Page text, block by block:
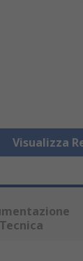
Visualizza
Tecnica